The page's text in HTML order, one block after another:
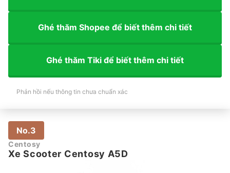
Ghé thăm Shopee để biết thêm chi tiết
Ghé thăm Tiki để biết thêm chi tiết
Phản hồi nếu thông tin chưa chuẩn xác
No.3
Centosy
Xe Scooter Centosy A5D